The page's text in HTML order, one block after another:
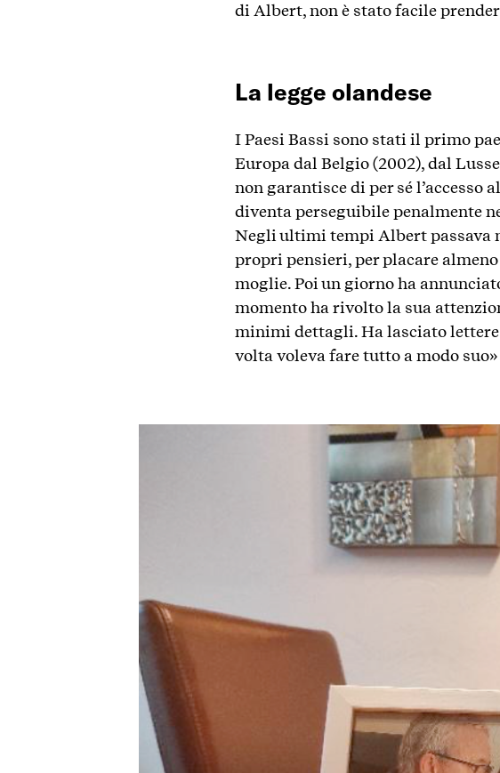
di Albert, non è stato facile
La legge olandese
I Paesi Bassi sono stati il primo
Europa dal Belgio (2002), dal
non garantisce di per sé
diventa perseguibile penalmente
Negli ultimi tempi Albert passava
propri pensieri, per placare
moglie. Poi un giorno ha
momento ha rivolto la sua
minimi dettagli. Ha lasciato
volta voleva fare tutto a modo